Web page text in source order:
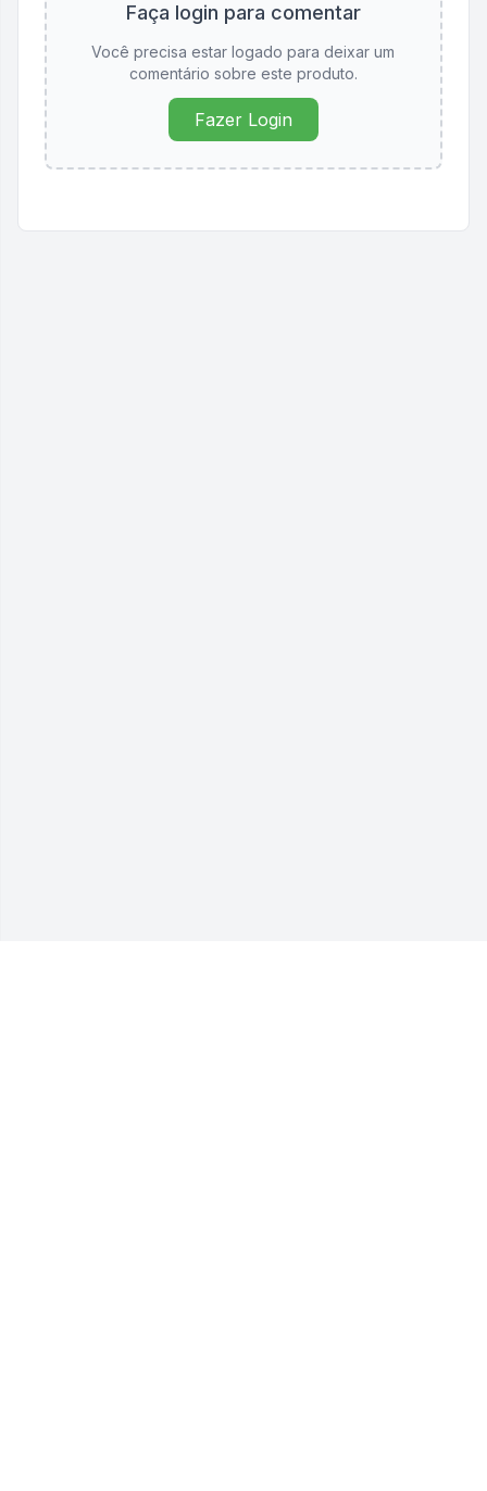
Faça login para comentar
Você precisa estar logado para deixar um
comentário sobre este produto.
Fazer Login